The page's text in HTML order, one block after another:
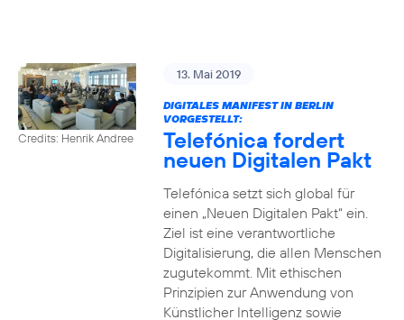
Credits: Henrik Andree
13. Mai 2019
DIGITALES MANIFEST IN BERLIN
VORGESTELLT:
Telefónica fordert
neuen Digitalen Pakt
Telefónica setzt sich global für
einen „Neuen Digitalen Pakt“ ein.
Ziel ist eine verantwortliche
Digitalisierung, die allen Menschen
zugutekommt. Mit ethischen
Prinzipien zur Anwendung von
Künstlicher Intelligenz sowie